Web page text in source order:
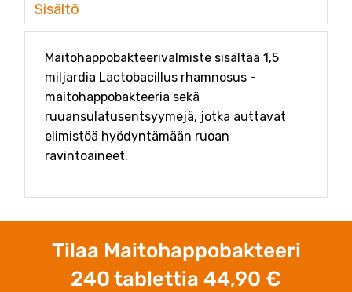
Sisältö
Maitohappobakteerivalmiste sisältää 1,5
miljardia Lactobacillus rhamnosus -
maitohappobakteeria sekä
ruuansulatusentsyymejä, jotka auttavat
elimistöä hyödyntämään ruoan
ravintoaineet.
Tilaa Maitohappobakteeri
240 tablettia 44,90 €